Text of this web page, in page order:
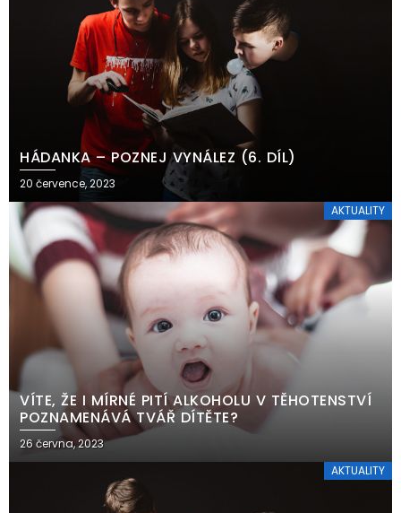
HÁDANKA – POZNEJ VYNÁLEZ (6. DÍL)
20 července, 2023
AKTUALITY
VÍTE, ŽE I MÍRNÉ PITÍ ALKOHOLU V TĚHOTENSTVÍ
POZNAMENÁVÁ TVÁŘ DÍTĚTE?
26 června, 2023
AKTUALITY